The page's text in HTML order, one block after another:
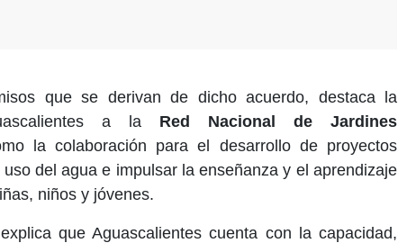
que se derivan de dicho acuerdo, destaca la
a la Red Nacional de Jardines
la colaboración para el desarrollo de proyectos
del agua e impulsar la enseñanza y el aprendizaje
niños y jóvenes.
que Aguascalientes cuenta con la capacidad,